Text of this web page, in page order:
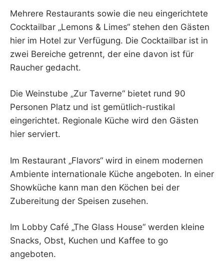
Mehrere Restaurants sowie die neu eingerichtete
Cocktailbar „Lemons & Limes“ stehen den Gästen
hier im Hotel zur Verfügung. Die Cocktailbar ist in
zwei Bereiche getrennt, der eine davon ist für
Raucher gedacht.
Die Weinstube „Zur Taverne“ bietet rund 90
Personen Platz und ist gemütlich-rustikal
eingerichtet. Regionale Küche wird den Gästen
hier serviert.
Im Restaurant „Flavors“ wird in einem modernen
Ambiente internationale Küche angeboten. In einer
Showküche kann man den Köchen bei der
Zubereitung der Speisen zusehen.
Im Lobby Café „The Glass House“ werden kleine
Snacks, Obst, Kuchen und Kaffee to go
angeboten.